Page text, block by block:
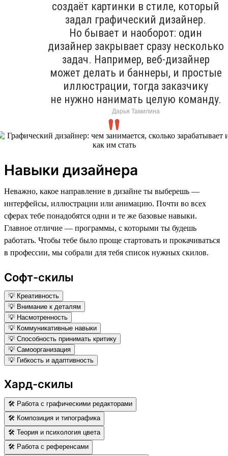
создаёт картинки в стиле, который
задал графический дизайнер.
Но бывает и наоборот: один
дизайнер закрывает сразу несколько
задач. Например, веб-дизайнер
может делать и баннеры, и простые
иллюстрации, тогда заказчику
не нужно нанимать целую команду.
Дарья Тамилина
Навыки дизайнера
Неважно, какое направление в дизайне ты выберешь —
интерфейсы, иллюстрации или анимацию. Почти во всех
сферах тебе понадобятся одни и те же базовые навыки.
Главное отличие — программы, с которыми ты будешь
работать. Чтобы тебе было проще стартовать и прокачиваться
в профессии, мы собрали для тебя список нужных скилов.
Софт-скилы
💡 Креативность
💡 Внимание к деталям
💡 Насмотренность
💡 Коммуникативные навыки
💡 Способность принимать критику
💡 Самоорганизация
💡 Гибкость и адаптивность
Хард-скилы
🛠 Работа с графическими редакторами
🛠 Композиция и типографика
🛠 Теория и психология цвета
🛠 Работа с референсами